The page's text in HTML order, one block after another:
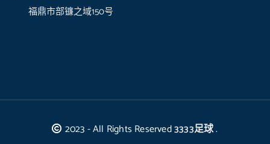
福鼎市部镰之域150号
2023 - All Rights Reserved3333足球.